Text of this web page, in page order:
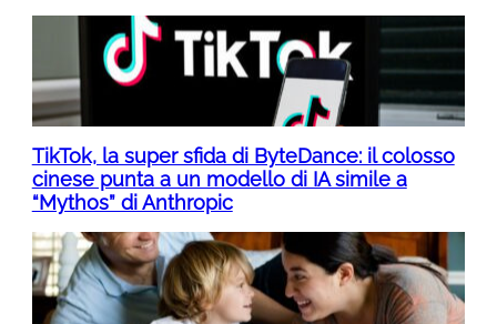
TikTok, la super sfida di ByteDance: il colosso
cinese punta a un modello di IA simile a
“Mythos” di Anthropic